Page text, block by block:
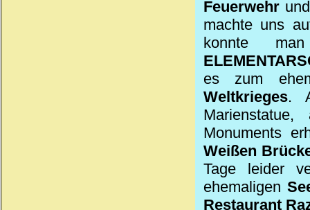
Feuerwehr
machte uns
konnte
es zum
Weltkrieges.
Monuments
Weißen
Tage leider
ehemaligen
Restaurant